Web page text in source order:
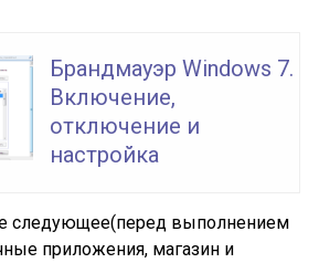
Брандмауэр Windows 7.
Включение,
отключение и
настройка
следующее(перед выполнением
приложения, магазин и